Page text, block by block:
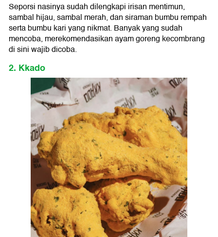
Seporsi nasinya sudah dilengkapi irisan mentimun,
sambal hijau, sambal merah, dan siraman bumbu rempah
serta bumbu kari yang nikmat. Banyak yang sudah
mencoba, merekomendasikan ayam goreng kecombrang
di sini wajib dicoba.
2. Kkado